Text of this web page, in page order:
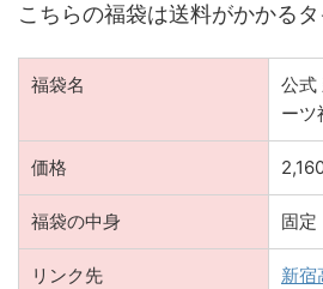
こちらの福袋は送料がかかるタ
福袋名
公式
ーツ
価格
福袋の中身 固定
リンク先 新宿